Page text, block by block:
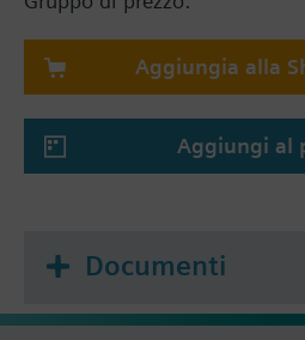
Aggiungia alla
Aggiungi al
Documenti